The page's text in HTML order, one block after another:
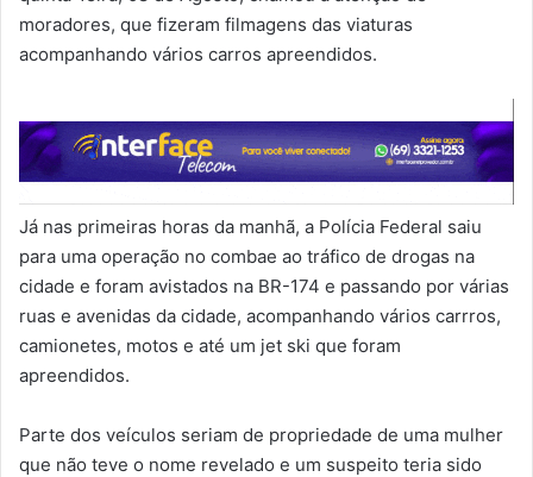
moradores, que fizeram filmagens das viaturas
acompanhando vários carros apreendidos.
Já nas primeiras horas da manhã, a Polícia Federal saiu
para uma operação no combae ao tráfico de drogas na
cidade e foram avistados na BR-174 e passando por várias
ruas e avenidas da cidade, acompanhando vários carrros,
camionetes, motos e até um jet ski que foram
apreendidos.
Parte dos veículos seriam de propriedade de uma mulher
que não teve o nome revelado e um suspeito teria sido